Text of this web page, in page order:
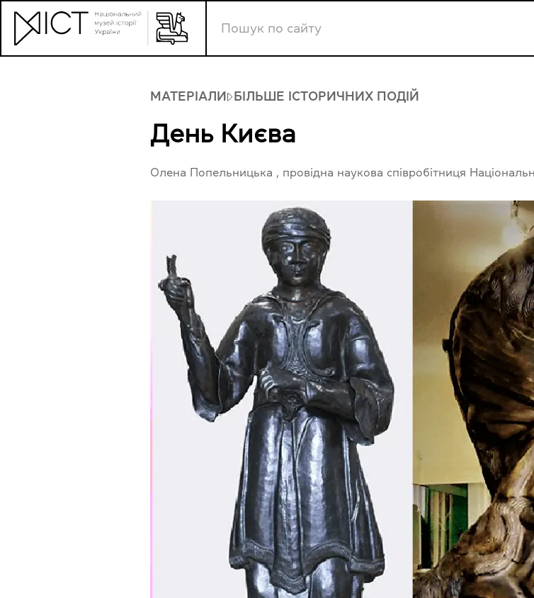
МАТЕРІАЛИ БІЛЬШЕ ІСТОРИЧНИХ ПОДІЙ
День Києва
Олена Попельницька , провідна наукова співробітниця